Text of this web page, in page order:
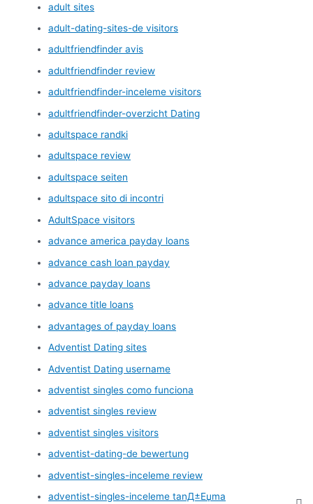
adult sites
adult-dating-sites-de visitors
adultfriendfinder avis
adultfriendfinder review
adultfriendfinder-inceleme visitors
adultfriendfinder-overzicht Dating
adultspace randki
adultspace review
adultspace seiten
adultspace sito di incontri
AdultSpace visitors
advance america payday loans
advance cash loan payday
advance payday loans
advance title loans
advantages of payday loans
Adventist Dating sites
Adventist Dating username
adventist singles como funciona
adventist singles review
adventist singles visitors
adventist-dating-de bewertung
adventist-singles-inceleme review
adventist-singles-inceleme tanД±Еџma